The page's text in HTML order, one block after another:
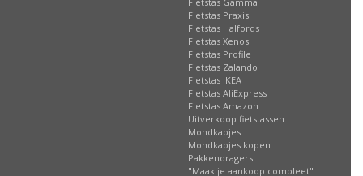
Fietstas Praxis
Fietstas Halfords
Fietstas Xenos
Fietstas Profile
Fietstas Zalando
Fietstas IKEA
Fietstas AliExpress
Fietstas Amazon
Uitverkoop fietstassen
Mondkapjes
Mondkapjes kopen
Pakkendragers
"Maak je aankoop compleet"